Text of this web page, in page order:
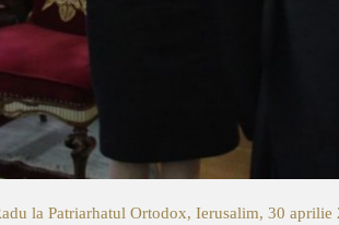
la Patriarhatul Ortodox, Ierusalim, 30